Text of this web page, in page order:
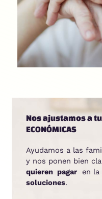
Nos ajustamos a
ECONÓMICAS
Ayudamos a las
y nos ponen bien
quieren pagar en la
soluciones.